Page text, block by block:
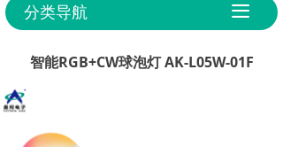
分类导航 끀
智能RGB+CW球泡灯 AK-L05W-01F